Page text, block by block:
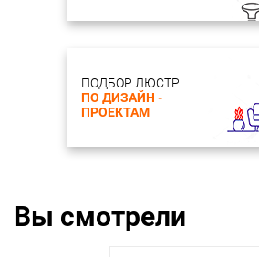
ПОДБОР ЛЮСТР
ПО ДИЗАЙН -
ПРОЕКТАМ
Вы смотрели